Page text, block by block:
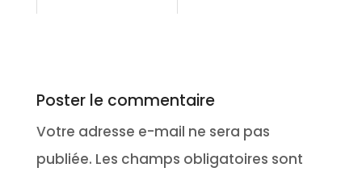
Poster le commentaire
Votre adresse e-mail ne sera pas
publiée. Les champs obligatoires sont